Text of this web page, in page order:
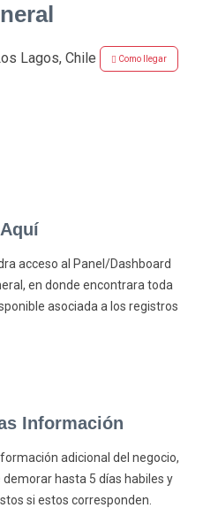
Lagos, Chile Como llegar
acceso al Panel/Dashboard
en donde encontrara toda
asociada a los registros
Información
adicional del negocio,
hasta 5 días habiles y
si estos corresponden.